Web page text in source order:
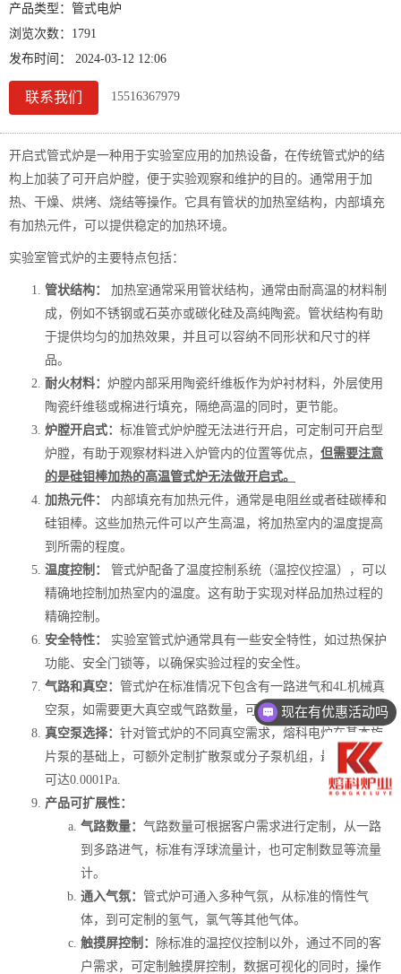
产品类型：管式电炉
浏览次数：1791
发布时间： 2024-03-12 12:06
联系我们 15516367979
开启式管式炉是一种用于实验室应用的加热设备，在传统管式炉的结
构上加装了可开启炉膛，便于实验观察和维护的目的。通常用于加
热、干燥、烘烤、烧结等操作。它具有管状的加热室结构，内部填充
有加热元件，可以提供稳定的加热环境。
实验室管式炉的主要特点包括：
管状结构：
加热室通常采用管状结构，通常由耐高温的材料制
成，例如不锈钢或石英亦或碳化硅及高纯陶瓷。管状结构有助
于提供均匀的加热效果，并且可以容纳不同形状和尺寸的样
品。
耐火材料： 炉膛内部采用陶瓷纤维板作为炉衬材料，外层使用
陶瓷纤维毯或棉进行填充，隔绝高温的同时，更节能。
炉膛开启式： 标准管式炉炉膛无法进行开启，可定制可开启型
炉膛，有助于观察材料进入炉管内的位置等优点， 但需要注意
的是硅钼棒加热的高温管式炉无法做开启式。
加热元件：
内部填充有加热元件，通常是电阻丝或者硅碳棒和
硅钼棒。这些加热元件可以产生高温，将加热室内的温度提高
到所需的程度。
温度控制：
管式炉配备了温度控制系统（温控仪控温），可以
精确地控制加热室内的温度。这有助于实现对样品加热过程的
精确控制。
安全特性：
实验室管式炉通常具有一些安全特性，如过热保护
功能、安全门锁等，以确保实验过程的安全性。
气路和真空： 管式炉在标准情况下包含有一路进气和4L机械真
空泵，如需要更大真空或气路数量，可按照实际情况定制。
真空泵选择： 针对管式炉的不同真空需求，熔科电炉在基本旋
片泵的基础上，可额外定制扩散泵或分子泵机组，最大真空度
可达0.0001Pa.
产品可扩展性：
气路数量： 气路数量可根据客户需求进行定制，从一路
到多路进气，标准有浮球流量计，也可定制数显等流量
计。
通入气氛： 管式炉可通入多种气氛，从标准的惰性气
体，到可定制的氢气，氯气等其他气体。
触摸屏控制：
除标准的温控仪控制以外，通过不同的客
户需求，可定制触摸屏控制，数据可视化的同时，操作
现在有优惠活动吗